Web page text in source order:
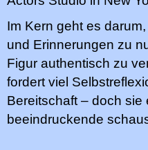
Im Kern geht es
und Erinnerungen zu
Figur authentisch zu
fordert viel
Bereitschaft – doch sie
beeindruckende